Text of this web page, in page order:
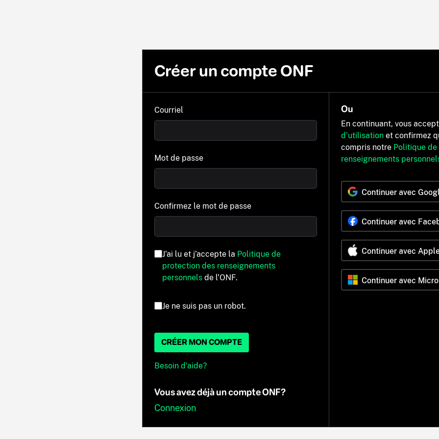
Créer un compte ONF
Courriel
Mot de passe
Confirmez le mot de passe
J’ai lu et j’accepte la Politique de
protection des renseignements
personnelsde l’ONF.
Je ne suis pas un robot.
CRÉER MON COMPTE
Besoin d'aide?
Vous avez déjà un compte ONF?
Connexion
Ou
En continuant, vous
d'utilisation et confirmez
compris notre Politique
renseignements
Continuer avec
Continuer avec
Continuer avec
Continuer avec